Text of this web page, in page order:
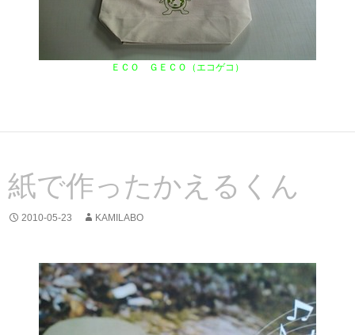
ＥＣＯ ＧＥＣＯ（エコゲコ）
紙で作ったかえるくん
2010-05-23 KAMILABO